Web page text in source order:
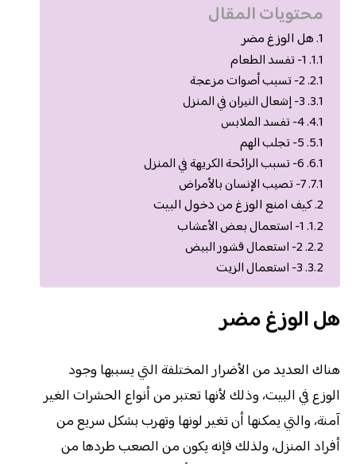
محتويات المقال
هل الوزغ مضر
1- تفسد الطعام
2- تسبب أصوات مزعجة
3- إشعال النيران في المنزل
4- تفسد الملابس
5- تجلب الهم
6- تسبب الرائحة الكريهة في المنزل
7- تصيب الإنسان بالأمراض
كيف امنع الوزغ من دخول البيت
1- استعمال بعض الأعشاب
2- استعمال قشور البيض
3- استعمال الزيت
هل الوزغ مضر
هناك العديد من الأضرار المختلفة التي يسببها وجود
الوزع في البيت، وذلك لأنها تعتبر من أنواع الحشرات الغير
آمنة، والتي يمكنها أن تغير لونها وتهرب بشكل سريع من
أفراد المنزل، ولذلك فإنه يكون من الصعب طردها من